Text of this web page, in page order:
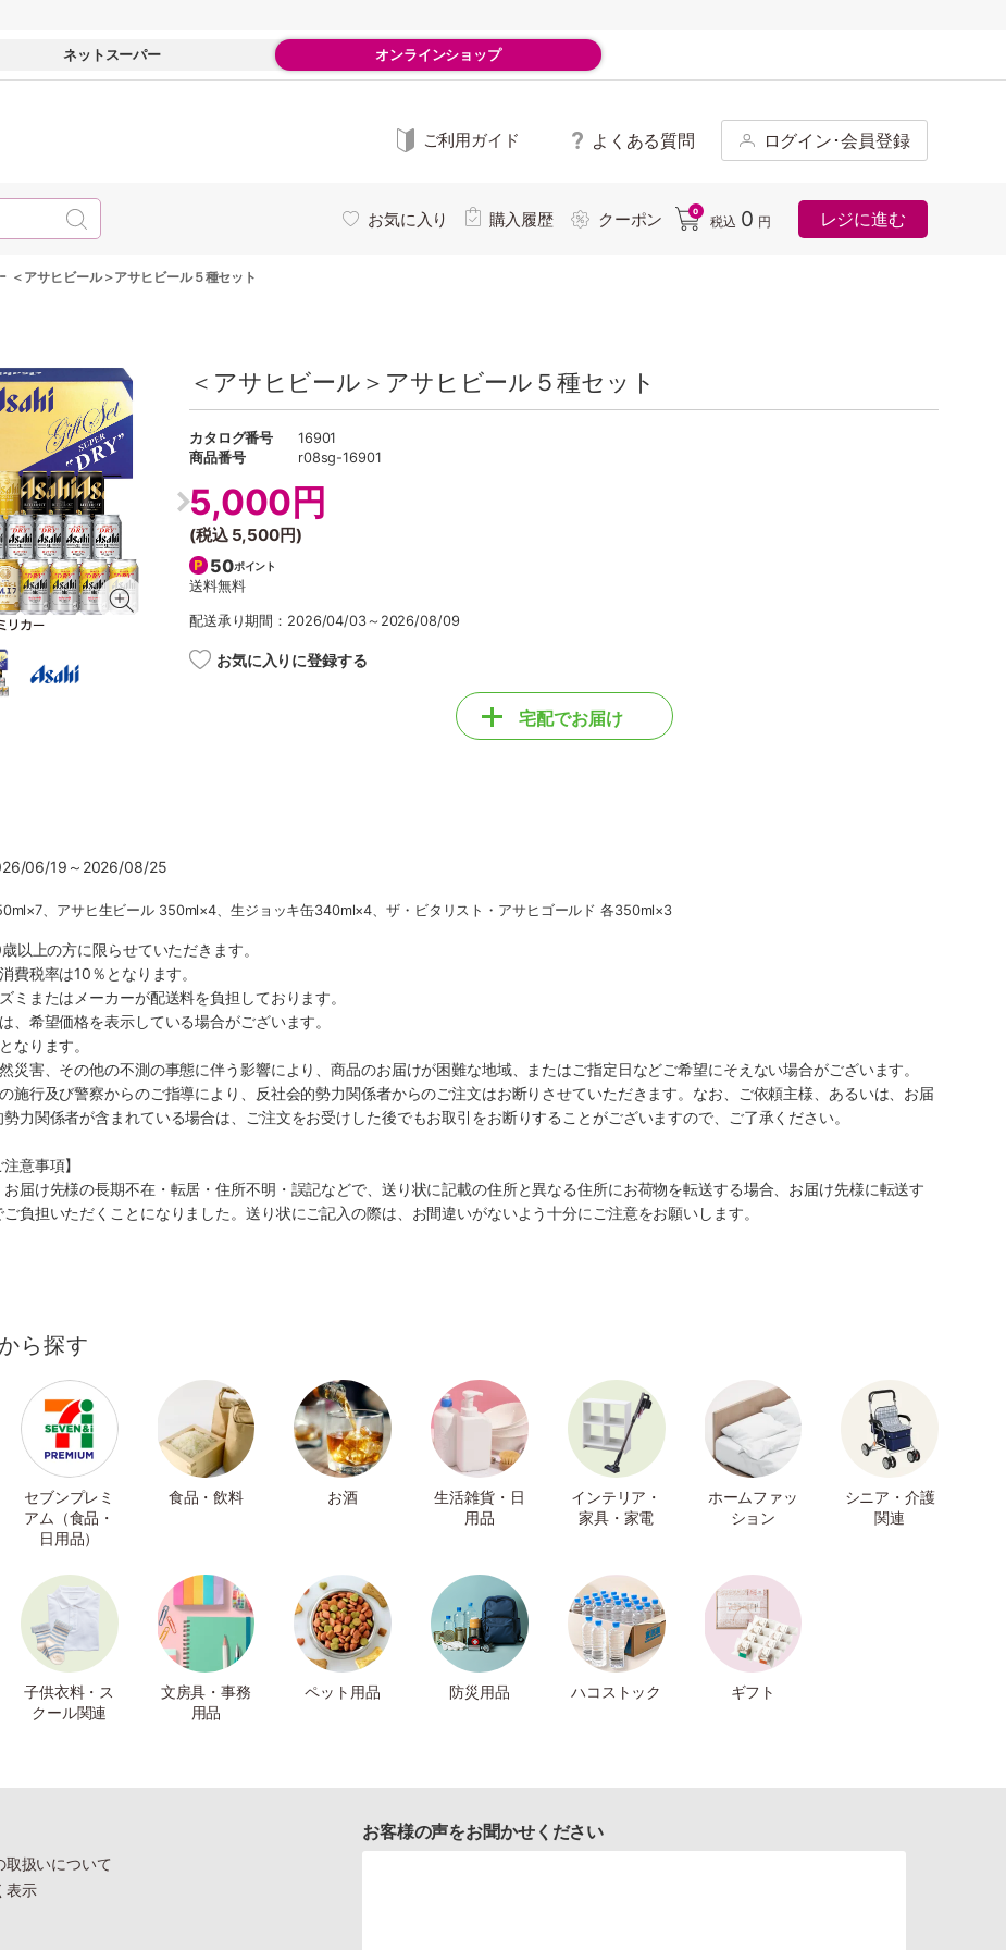
ネットスーパー オンラインショップ
ご利用ガイド よくある質問 ログイン･会員登録
お気に入り 購入履歴 クーポン 0
税込 0 円 レジに進む
- ＜アサヒビール＞アサヒビール５種セット
＜アサヒビール＞アサヒビール５種セット
カタログ番号
16901
商品番号
r08sg-16901
5,000円
(税込 5,500円)
50ポイント
送料無料
配送承り期間：2026/04/03～2026/08/09
お気に入りに登録する
宅配でお届け
06/19～2026/08/25
、アサヒ生ビール 350ml×4、生ジョッキ缶340ml×4、ザ・ビタリスト・アサヒゴールド 各350ml×3
以上の方に限らせていただきます。
費税率は10％となります。
ミまたはメーカーが配送料を負担しております。
、希望価格を表示している場合がございます。
なります。
災害、その他の不測の事態に伴う影響により、商品のお届けが困難な地域、またはご指定日などご希望にそえない場合がございます。
施行及び警察からのご指導により、反社会的勢力関係者からのご注文はお断りさせていただきます。なお、ご依頼主様、あるいは、お届
力関係者が含まれている場合は、ご注文をお受けした後でもお取引をお断りすることがございますので、ご了承ください。
意事項】
届け先様の長期不在・転居・住所不明・誤記などで、送り状に記載の住所と異なる住所にお荷物を転送する場合、お届け先様に転送す
負担いただくことになりました。送り状にご記入の際は、お間違いがないよう十分にご注意をお願いします。
ら探す
セブンプレミ
アム（食品・
日用品）
食品・飲料 お酒
生活雑貨・日
用品
インテリア・
家具・家電
ホームファッ
ション
シニア・介護
関連
子供衣料・ス
クール関連
文房具・事務
用品
ペット用品 防災用品 ハコストック ギフト
取扱いについて
表示
お客様の声をお聞かせください